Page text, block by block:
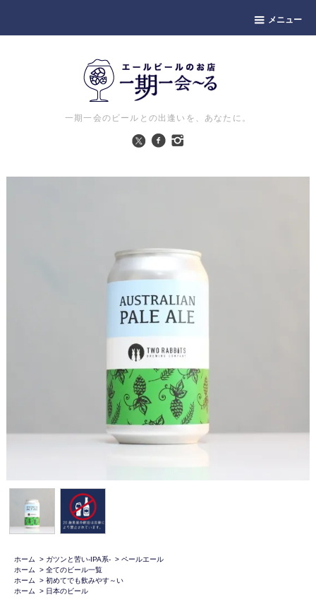
メニュー
一期一会のビールとの出逢いを、あなたに。
ホーム > ガツンと苦い-IPA系- > ペールエール
ホーム
> 全てのビール一覧
ホーム
> 初めてでも飲みやす～い
ホーム
> 日本のビール